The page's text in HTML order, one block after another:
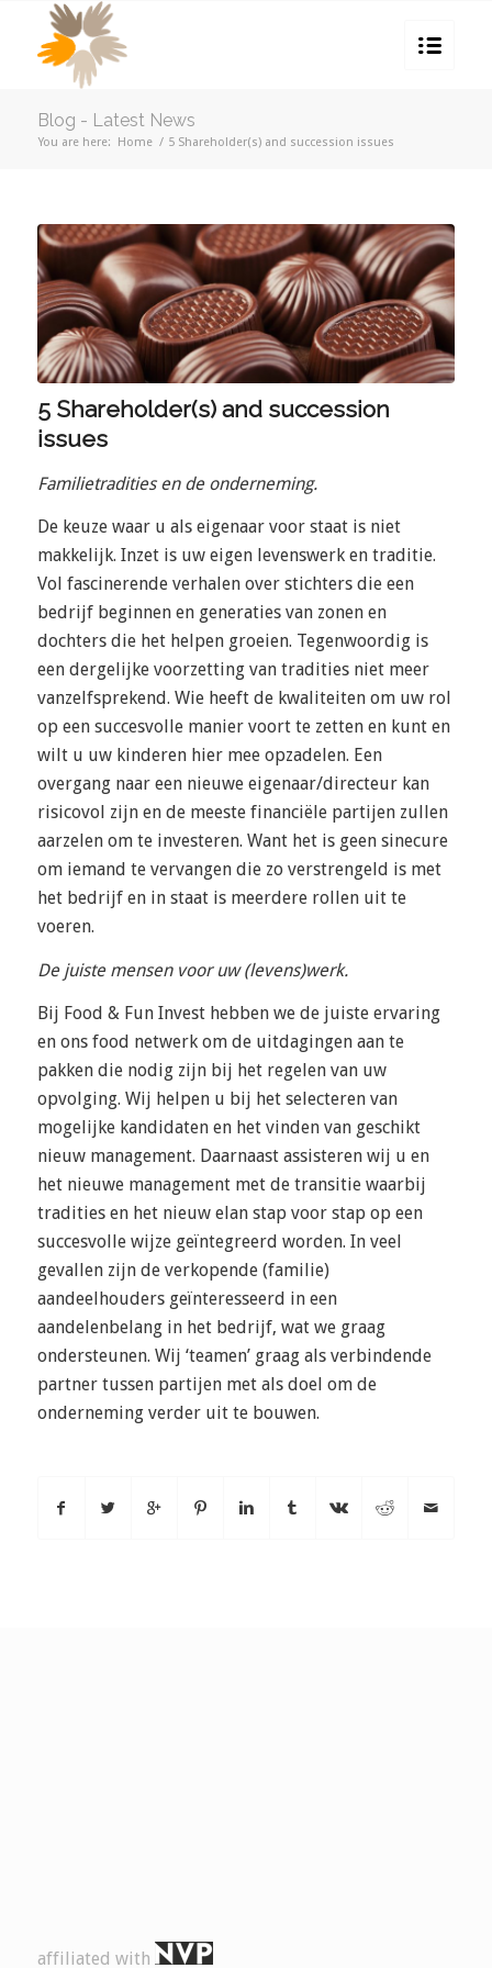
Blog - Latest News
You are here: Home / 5 Shareholder(s) and succession issues
5 Shareholder(s) and succession
issues
Familietradities en de onderneming.
De keuze waar u als eigenaar voor staat is niet
makkelijk. Inzet is uw eigen levenswerk en traditie.
Vol fascinerende verhalen over stichters die een
bedrijf beginnen en generaties van zonen en
dochters die het helpen groeien. Tegenwoordig is
een dergelijke voorzetting van tradities niet meer
vanzelfsprekend. Wie heeft de kwaliteiten om uw rol
op een succesvolle manier voort te zetten en kunt en
wilt u uw kinderen hier mee opzadelen. Een
overgang naar een nieuwe eigenaar/directeur kan
risicovol zijn en de meeste financiële partijen zullen
aarzelen om te investeren. Want het is geen sinecure
om iemand te vervangen die zo verstrengeld is met
het bedrijf en in staat is meerdere rollen uit te
voeren.
De juiste mensen voor uw (levens)werk.
Bij Food & Fun Invest hebben we de juiste ervaring
en ons food netwerk om de uitdagingen aan te
pakken die nodig zijn bij het regelen van uw
opvolging. Wij helpen u bij het selecteren van
mogelijke kandidaten en het vinden van geschikt
nieuw management. Daarnaast assisteren wij u en
het nieuwe management met de transitie waarbij
tradities en het nieuw elan stap voor stap op een
succesvolle wijze geïntegreerd worden. In veel
gevallen zijn de verkopende (familie)
aandeelhouders geïnteresseerd in een
aandelenbelang in het bedrijf, wat we graag
ondersteunen. Wij ‘teamen’ graag als verbindende
partner tussen partijen met als doel om de
onderneming verder uit te bouwen.
affiliated with